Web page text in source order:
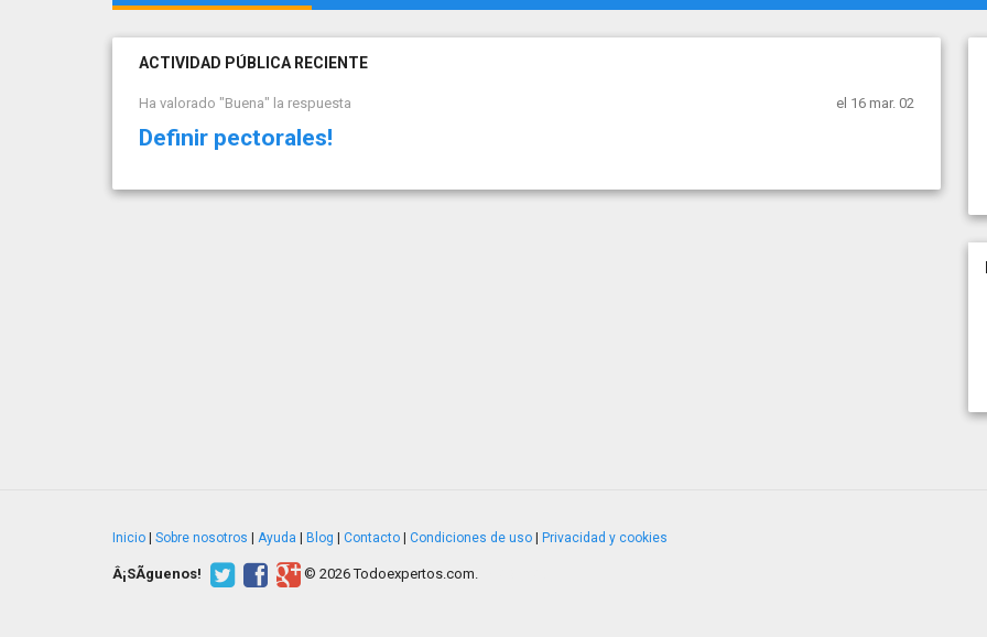
ACTIVIDAD PÚBLICA RECIENTE
Ha valorado "Buena" la respuesta el 16 mar. 02
Definir pectorales!
Inicio Sobre nosotros Ayuda Blog Contacto Condiciones de uso Privacidad y cookies
Â¡SÃ­guenos! © 2026 Todoexpertos.com.